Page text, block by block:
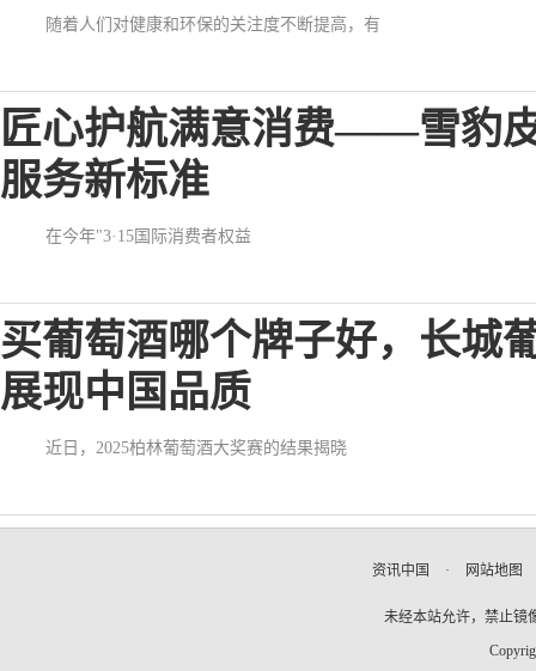
随着人们对健康和环保的关注度不断提高，有
匠心护航满意消费——雪豹
服务新标准
在今年"3·15国际消费者权益
买葡萄酒哪个牌子好，长城
展现中国品质
近日，2025柏林葡萄酒大奖赛的结果揭晓
资讯中国 · 网站地图
未经本站允许，禁止镜